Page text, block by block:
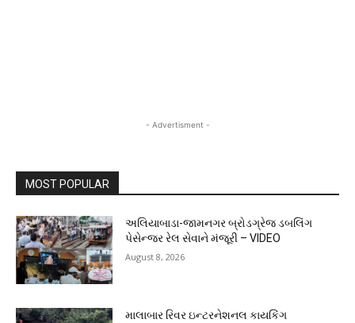
- Advertisment -
MOST POPULAR
અલિયાબાડા-જામનગર બ્રોડગ્રેજ ડબલિંગ
પેસેન્જર રેલ સેવાને મંજૂરી – VIDEO
August 8, 2026
માલાબાર રિવર ઇન્ટરનેશનલ કાયકિંગ